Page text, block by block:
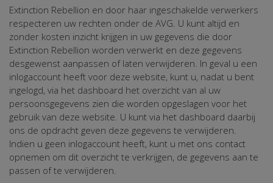
Extinction Rebellion en door haar ingeschakelde verwerkers
respecteren uw rechten onder de AVG. U kunt altijd en
zonder kosten inzicht krijgen in uw gegevens die door
Extinction Rebellion worden verwerkt en deze gegevens
desgewenst aanpassen of laten verwijderen. In geval u een
inlogaccount heeft voor deze website, kunt u, nadat u bent
ingelogd, via het dashboard het overzicht van al uw
persoonsgegevens zien die worden opgeslagen voor het
gebruik van deze website. U kunt via het dashboard daarbij
ons de opdracht geven deze gegevens te verwijderen.
Indien u geen inlogaccount heeft, kunt u met ons contact
opnemen om dit overzicht te verkrijgen, de gegevens aan te
passen of te verwijderen.